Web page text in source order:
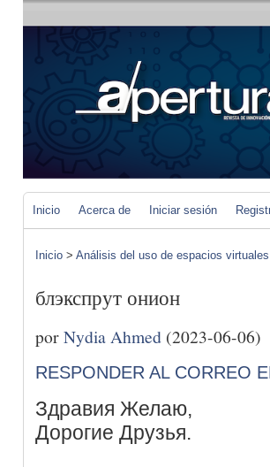
Inicio Acerca de Iniciar sesión
Inicio > Análisis del uso de espacios
блэкспрут онион
porNydia Ahmed (2023-06-06)
RESPONDER AL CORREO
Здравия Желаю,
Дорогие Друзья.